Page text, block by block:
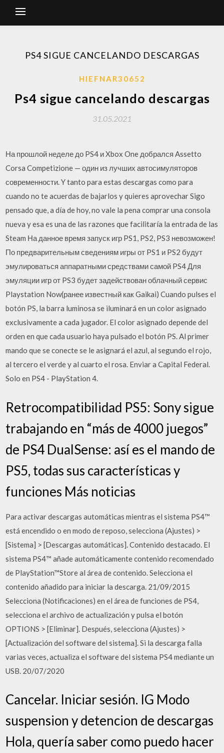
PS4 SIGUE CANCELANDO DESCARGAS
HIEFNAR30652
Ps4 sigue cancelando descargas
31.05.2021
На прошлой неделе до PS4 и Xbox One добрался Assetto
Corsa Competizione — один из лучших автосимуляторов
современности. Y tanto para estas descargas como para
cuando no te acuerdas de bajarlos y quieres aprovechar Sigo
pensado que, a día de hoy, no vale la pena comprar una consola
nueva y esa es una de las razones que facilitaría la entrada de las
Steam На данное время запуск игр PS1, PS2, PS3 невозможен!
По предварительным сведениям игры от PS1 и PS2 будут
эмулироваться аппаратными средствами самой PS4 Для
эмуляции игр от PS3 будет задействован облачный сервис
Playstation Now(ранее известный как Gaikai) Cuando pulses el
botón PS, la barra luminosa se iluminará en un color asignado
exclusivamente a cada jugador. El color asignado depende del
orden en que cada usuario haya pulsado el botón PS. Al primer
mando que se conecte se le asignará el azul, al segundo el rojo,
al tercero el verde y al cuarto el rosa. Enviar a Capital Federal.
Solo en PS4 - PlayStation 4.
Retrocompatibilidad PS5: Sony sigue
trabajando en “más de 4000 juegos”
de PS4 DualSense: así es el mando de
PS5, todas sus características y
funciones Más noticias
Para activar descargas automáticas mientras el sistema PS4™
está encendido o en modo de reposo, selecciona (Ajustes) >
[Sistema] > [Descargas automáticas]. Contenido destacado. El
sistema PS4™ añade automáticamente contenido recomendado
de PlayStation™Store al área de contenido. Selecciona el
contenido añadido para iniciar la descarga. 21/09/2015
Selecciona (Notificaciones) en el área de funciones de PS4,
selecciona el archivo de actualización y pulsa el botón
OPTIONS > [Eliminar]. Después, selecciona (Ajustes) >
[Actualización del software del sistema]. Si la descarga falla
varias veces, actualiza el software del sistema PS4 mediante un
USB. 20/07/2020
Cancelar. Iniciar sesión. IG Modo
suspension y detencion de descargas
Hola, quería saber como puedo hacer